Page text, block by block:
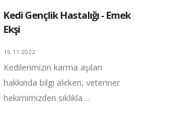
Kedi Gençlik Hastalığı - Emek
Ekşi
15.11.2022
Kedilerimizin karma aşıları
hakkında bilgi alırken, veteriner
hekimimizden sıklıkla ...